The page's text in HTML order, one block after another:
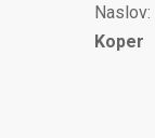
Naslov:
Koper